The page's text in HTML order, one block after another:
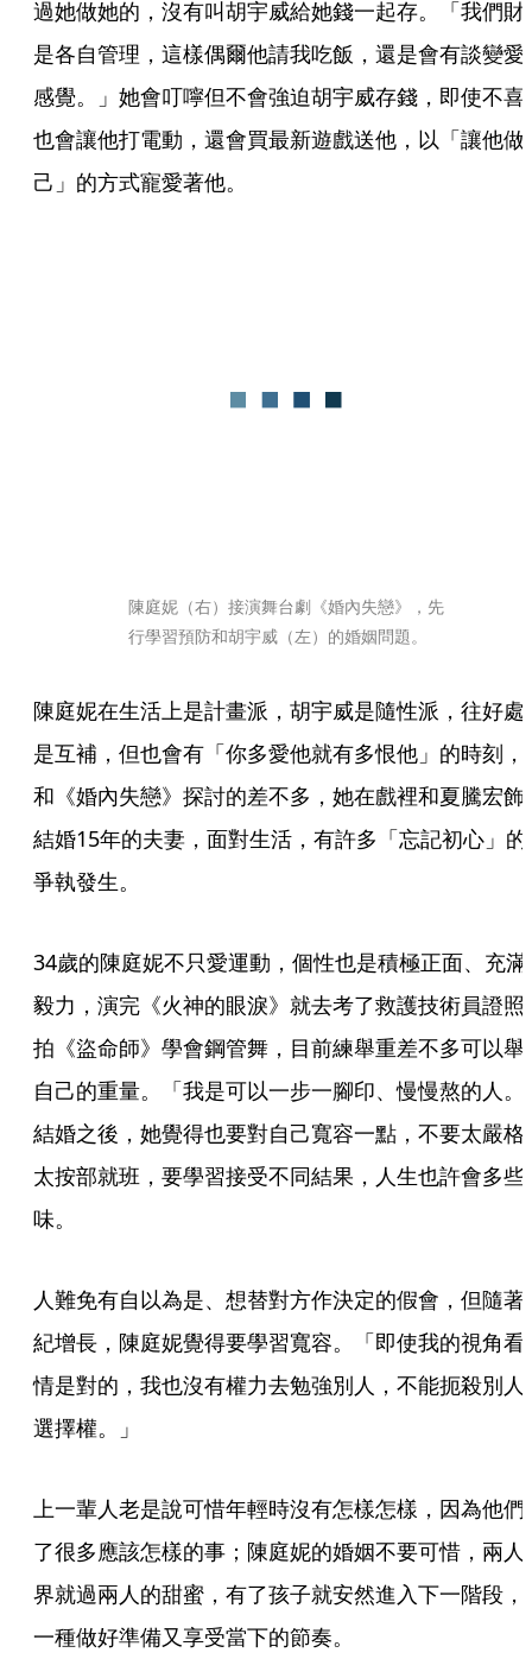
過她做她的，沒有叫胡宇威給她錢一起存。「我們財
是各自管理，這樣偶爾他請我吃飯，還是會有談變愛
感覺。」她會叮嚀但不會強迫胡宇威存錢，即使不喜
也會讓他打電動，還會買最新遊戲送他，以「讓他做
己」的方式寵愛著他。
陳庭妮（右）接演舞台劇《婚內失戀》，先
行學習預防和胡宇威（左）的婚姻問題。
陳庭妮在生活上是計畫派，胡宇威是隨性派，往好處
是互補，但也會有「你多愛他就有多恨他」的時刻，
和《婚內失戀》探討的差不多，她在戲裡和夏騰宏飾
結婚15年的夫妻，面對生活，有許多「忘記初心」的
爭執發生。
34歲的陳庭妮不只愛運動，個性也是積極正面、充滿
毅力，演完《火神的眼淚》就去考了救護技術員證照
拍《盜命師》學會鋼管舞，目前練舉重差不多可以舉
自己的重量。「我是可以一步一腳印、慢慢熬的人。
結婚之後，她覺得也要對自己寬容一點，不要太嚴格
太按部就班，要學習接受不同結果，人生也許會多些
味。
人難免有自以為是、想替對方作決定的假會，但隨著
紀增長，陳庭妮覺得要學習寬容。「即使我的視角看
情是對的，我也沒有權力去勉強別人，不能扼殺別人
選擇權。」
上一輩人老是說可惜年輕時沒有怎樣怎樣，因為他們
了很多應該怎樣的事；陳庭妮的婚姻不要可惜，兩人
界就過兩人的甜蜜，有了孩子就安然進入下一階段，
一種做好準備又享受當下的節奏。